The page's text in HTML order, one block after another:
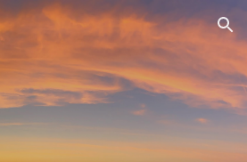
Skip to navigation